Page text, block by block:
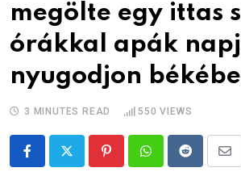
megölte egy ittas
órákkal apák
nyugodjon
3 MINUTES READ 550 VIEWS
PinterestWhatsappReddit